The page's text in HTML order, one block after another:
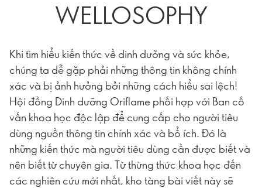
WELLOSOPHY
Khi tìm hiểu kiến thức về dinh dưỡng và sức khỏe,
chúng ta dễ gặp phải những thông tin không chính
xác và bị ảnh hưởng bởi những cách hiểu sai lệch!
Hội đồng Dinh dưỡng Oriflame phối hợp với Ban cố
vấn khoa học độc lập để cung cấp cho người tiêu
dùng nguồn thông tin chính xác và bổ ích. Đó là
những kiến thức mà người tiêu dùng cần được biết và
nên biết từ chuyên gia. Từ thừng thức khoa học đến
các nghiên cứu mới nhất, kho tàng bài viết này sẽ